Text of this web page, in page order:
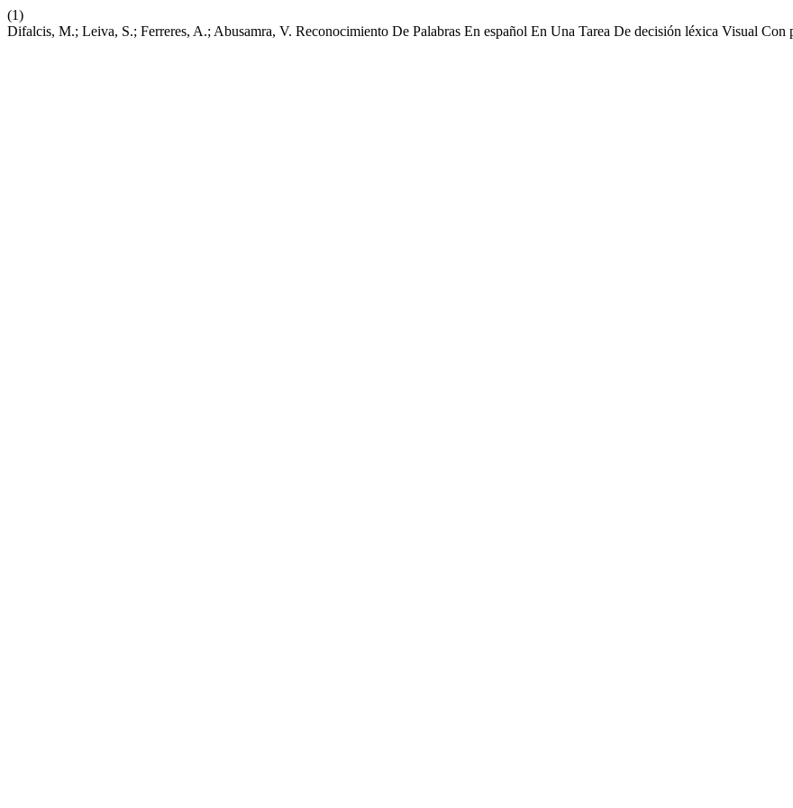
(1)
Difalcis, M.; Leiva, S.; Ferreres, A.; Abusamra, V. Reconocimiento De Palabras En español En Una Tarea De decisión léxica Visual Con